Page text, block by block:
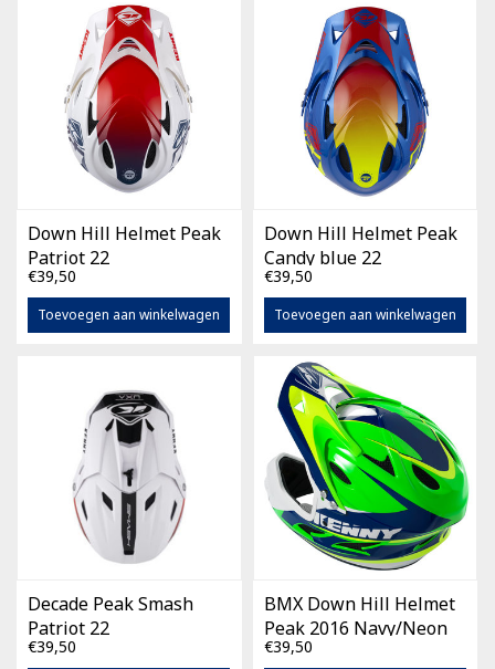
Down Hill Helmet Peak
Patriot 22
€39,50
Toevoegen aan winkelwagen
Down Hill Helmet Peak
Candy blue 22
€39,50
Toevoegen aan winkelwagen
Decade Peak Smash
Patriot 22
€39,50
BMX Down Hill Helmet
Peak 2016 Navy/Neon
Green
€39,50